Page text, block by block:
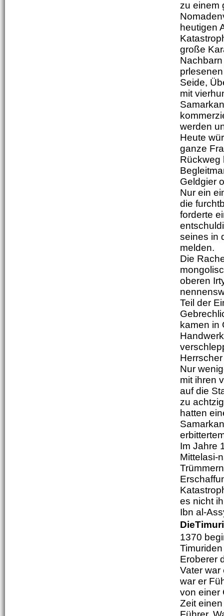
zu einem
heutigen
große
Seide,
mit
werden
Heute
ganze
Rückweg
Geldgier
Nur ein
die
forderte
seines in
melden.
Die
oberen
Teil der
kamen in
Nur
mit ihren
auf die
zu
hatten
Im Jahre
Mittelasi-
es nicht
Ibn al-
1370
Eroberer
Vater war
war er
von einer
Zeit